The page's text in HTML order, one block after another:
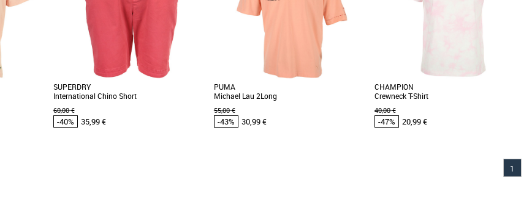
SUPERDRY
International Chino Short
60,00 €
-40% 35,99 €
PUMA
Michael Lau 2Long
55,00 €
-43% 30,99 €
CHAMPION
Crewneck T-Shirt
40,00 €
-47% 20,99 €
Vêtements pas cher et Promos Vêtements
1